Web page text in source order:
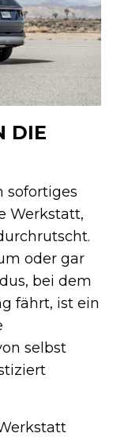
DIE
sofortiges
Werkstatt,
oder gar
bei dem
fährt, ist ein
selbst